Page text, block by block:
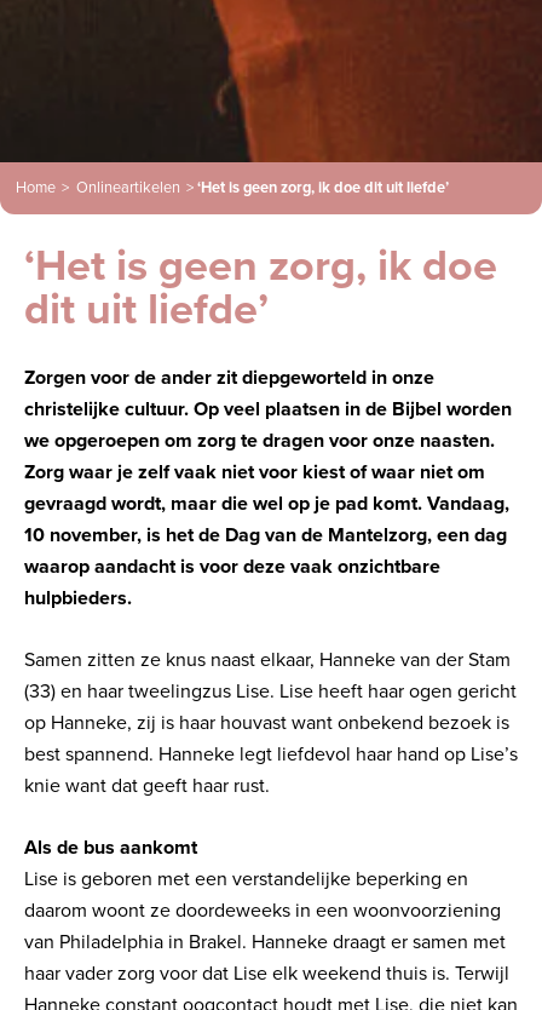
Home > Onlineartikelen >‘Het is geen zorg, ik doe dit uit liefde’
‘Het is geen zorg, ik doe
dit uit liefde’
Zorgen voor de ander zit diepgeworteld in onze
christelijke cultuur. Op veel plaatsen in de Bijbel worden
we opgeroepen om zorg te dragen voor onze naasten.
Zorg waar je zelf vaak niet voor kiest of waar niet om
gevraagd wordt, maar die wel op je pad komt. Vandaag,
10 november, is het de Dag van de Mantelzorg, een dag
waarop aandacht is voor deze vaak onzichtbare
hulpbieders.
Samen zitten ze knus naast elkaar, Hanneke van der Stam
(33) en haar tweelingzus Lise. Lise heeft haar ogen gericht
op Hanneke, zij is haar houvast want onbekend bezoek is
best spannend. Hanneke legt liefdevol haar hand op Lise’s
knie want dat geeft haar rust.
Als de bus aankomt
Lise is geboren met een verstandelijke beperking en
daarom woont ze doordeweeks in een woonvoorziening
van Philadelphia in Brakel. Hanneke draagt er samen met
haar vader zorg voor dat Lise elk weekend thuis is. Terwijl